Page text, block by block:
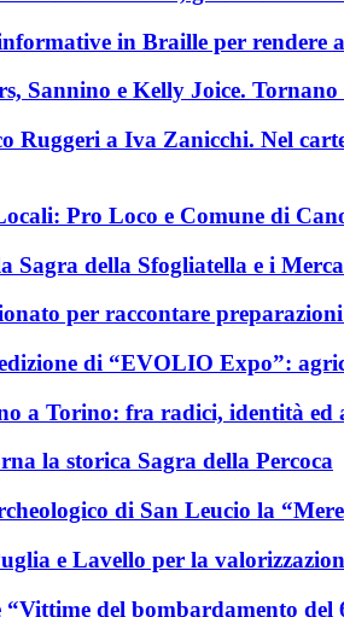
in Braille per rendere
Sannino e Kelly Joice.
Ruggeri a Iva Zanicchi. Nel
Pro Loco e Comune di
Sagra della Sfogliatella e i
per raccontare
di “EVOLIO Expo”:
a Torino: fra radici, identità ed
la storica Sagra della Percoca
di San Leucio la
e Lavello per la
del bombardamento del